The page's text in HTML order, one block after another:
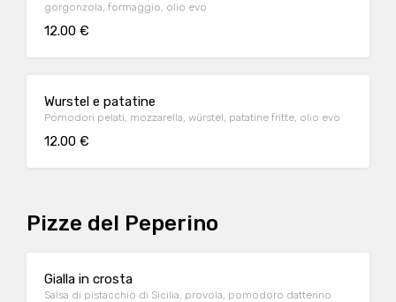
gorgonzola, formaggio, olio evo
12.00 €
Wurstel e patatine
Pomodori pelati, mozzarella, würstel, patatine fritte, olio evo
12.00 €
Pizze del Peperino
Gialla in crosta
Salsa di pistacchio di Sicilia, provola, pomodoro datterino